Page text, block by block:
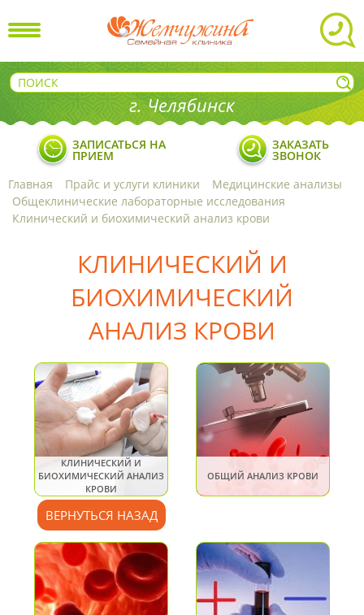
г. Челябинск
ЗАПИСАТЬСЯ НА
ПРИЕМ
ЗАКАЗАТЬ
ЗВОНОК
Главная
Прайс и услуги клиники
Медицинские анализы
Общеклинические лабораторные исследования
Клинический и биохимический анализ крови
КЛИНИЧЕСКИЙ И
БИОХИМИЧЕСКИЙ
АНАЛИЗ КРОВИ
КЛИНИЧЕСКИЙ И
БИОХИМИЧЕСКИЙ АНАЛИЗ
КРОВИ
ВЕРНУТЬСЯ НАЗАД
ОБЩИЙ АНАЛИЗ КРОВИ